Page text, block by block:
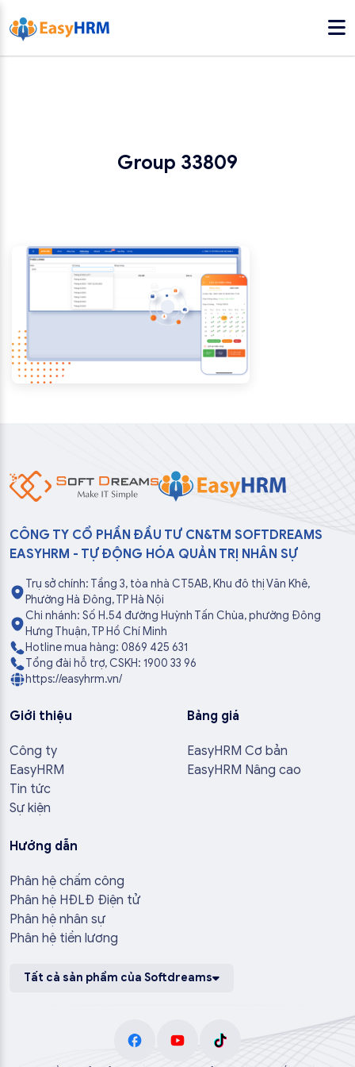
Group 33809
CÔNG TY CỔ PHẦN ĐẦU TƯ CN&TM SOFTDREAMS
EASYHRM - TỰ ĐỘNG HÓA QUẢN TRỊ NHÂN SỰ
Trụ sở chính: Tầng 3, tòa nhà CT5AB, Khu đô thị Văn Khê,
Phường Hà Đông, TP Hà Nội
Chi nhánh: Số H.54 đường Huỳnh Tấn Chùa, phường Đông
Hưng Thuận, TP Hồ Chí Minh
Hotline mua hàng: 0869 425 631
Tổng đài hỗ trợ, CSKH: 1900 33 96
https://easyhrm.vn/
Giới thiệu
Công ty
EasyHRM
Tin tức
Sự kiện
Bảng giá
EasyHRM Cơ bản
EasyHRM Nâng cao
Hướng dẫn
Phân hệ chấm công
Phân hệ HĐLĐ Điện tử
Phân hệ nhân sự
Phân hệ tiền lương
Tất cả sản phẩm của Softdreams